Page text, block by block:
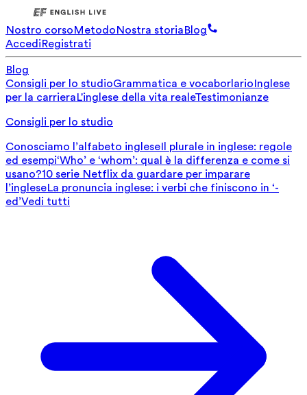
Nostro corsoMetodoNostra storiaBlog
AccediRegistrati
Blog
Consigli per lo studioGrammatica e vocaborlarioInglese
per la carrieraL'inglese della vita realeTestimonianze
Consigli per lo studio
Conosciamo l’alfabeto ingleseIl plurale in inglese: regole
ed esempi‘Who’ e ‘whom’: qual è la differenza e come si
usano?10 serie Netflix da guardare per imparare
l’ingleseLa pronuncia inglese: i verbi che finiscono in ‘-
ed’Vedi tutti